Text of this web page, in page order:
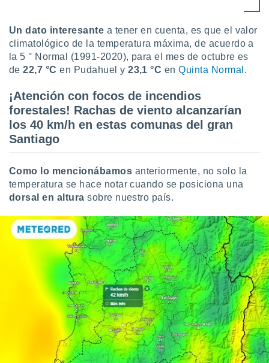
Un dato interesante a tener en cuenta, es que el valor
climatológico de la temperatura máxima, de acuerdo a
la 5 ° Normal (1991-2020), para el mes de octubre es
de22,7 °Cen Pudahuel y23,1 °C enQuinta Normal .
¡Atención con focos de incendios
forestales! Rachas de viento alcanzarían
los 40 km/h en estas comunas del gran
Santiago
Como lo mencionábamos anteriormente, no solo la
temperatura se hace notar cuando se posiciona una
dorsal en altura sobre nuestro país.